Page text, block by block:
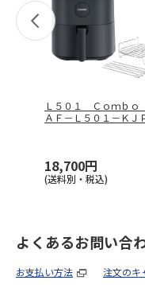
Ｌ５０１ Ｃｏｍｂ
ＡＦ－Ｌ５０１－ＫＪ
18,700円
(送料別・税込)
よくあるお問い合
お支払い方法 注文のキ